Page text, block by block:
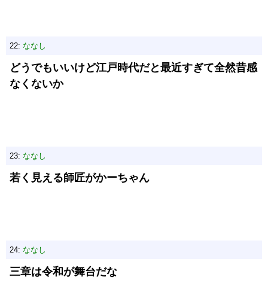
22: ななし
どうでもいいけど江戸時代だと最近すぎて全然昔感
なくないか
23: ななし
若く見える師匠がかーちゃん
24: ななし
三章は令和が舞台だな